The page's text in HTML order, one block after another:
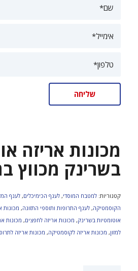
מכונות אריזה
בשרינק מכווץ
קטגוריות: למטבח המוסדי, לענף הכימיכלים, לענף
הקוסמטיקה, לענף התרופות ותוספי התזונה, מכונות
אוטומטיות בשרינק, מכונות אריזה לחפצים, מכונות
למזון, מכונות אריזה לקוסמטיקה, מכונות אריזה